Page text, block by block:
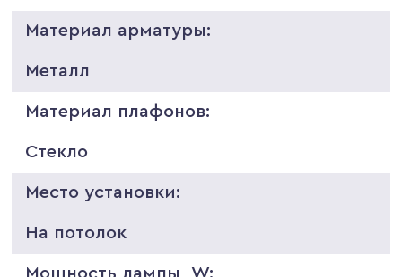
Материал арматуры:
Металл
Материал плафонов:
Стекло
Место установки:
На потолок
Мощность лампы, W: